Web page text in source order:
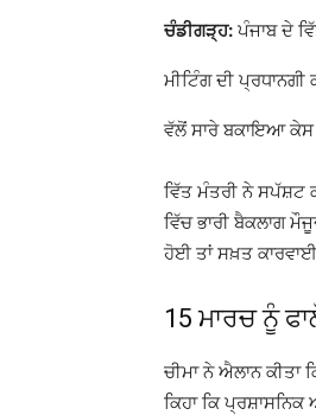
ਚੰਡੀਗੜ੍ਹ: ਪੰਜਾਬ ਦੇ
ਮੀਟਿੰਗ ਦੀ
ਵੱਲੋਂ ਸਾਰੇ ਬਕਾਇਆ
ਵਿੱਤ ਮੰਤਰੀ ਨੇ ਸਪੱਸ਼ਟ
ਵਿੱਚ ਭਾਰੀ ਬੈਕਲਾਗ
ਹੋਈ ਤਾਂ ਸਖ਼ਤ ਕਾਰਵਾਈ
15 ਮਾਰਚ ਨੂੰ
ਚੀਮਾ ਨੇ ਐਲਾਨ ਕੀਤਾ
ਕਿਹਾ ਕਿ